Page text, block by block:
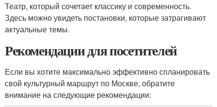
Театр, который сочетает классику и современность.
Здесь можно увидеть постановки, которые затрагивают
актуальные темы.
Рекомендации для посетителей
Если вы хотите максимально эффективно спланировать
свой культурный маршрут по Москве, обратите
внимание на следующие рекомендации: